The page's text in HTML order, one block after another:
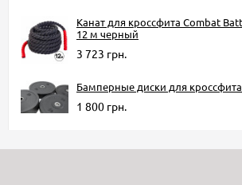
Канат для кроссфита Combat
12 м черный
3 723 грн.
Бамперные диски для
1 800 грн.